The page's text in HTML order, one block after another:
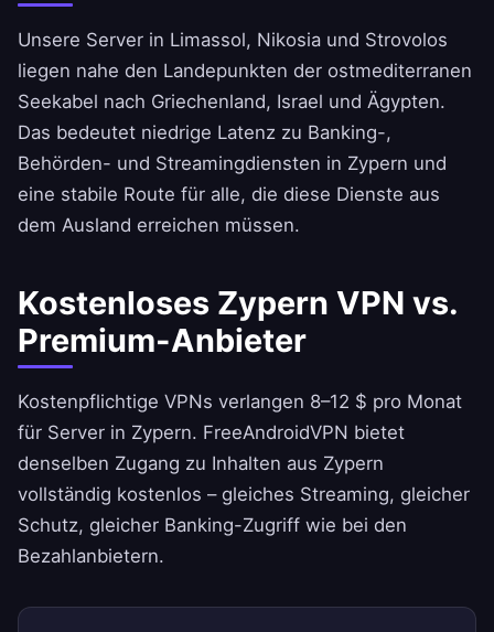
Unsere Server in Limassol, Nikosia und Strovolos
liegen nahe den Landepunkten der ostmediterranen
Seekabel nach Griechenland, Israel und Ägypten.
Das bedeutet niedrige Latenz zu Banking-,
Behörden- und Streamingdiensten in Zypern und
eine stabile Route für alle, die diese Dienste aus
dem Ausland erreichen müssen.
Kostenloses Zypern VPN vs.
Premium-Anbieter
Kostenpflichtige VPNs verlangen 8–12 $ pro Monat
für Server in Zypern. FreeAndroidVPN bietet
denselben Zugang zu Inhalten aus Zypern
vollständig kostenlos – gleiches Streaming, gleicher
Schutz, gleicher Banking-Zugriff wie bei den
Bezahlanbietern.